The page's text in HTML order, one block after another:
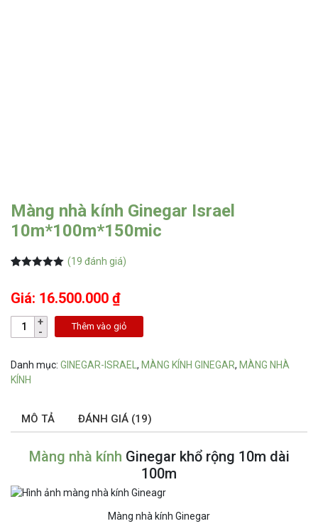
Màng nhà kính Ginegar Israel
10m*100m*150mic
đánh giá
(19 đánh giá)
Giá: 16.500.000 ₫
Thêm vào giỏ
Danh mục: GINEGAR-ISRAEL , MÀNG KÍNH GINEGAR, MÀNG NHÀ
KÍNH
MÔ TẢ ĐÁNH GIÁ (19)
Màng nhà kính Ginegar khổ rộng 10m dài
100m
Màng nhà kính Ginegar